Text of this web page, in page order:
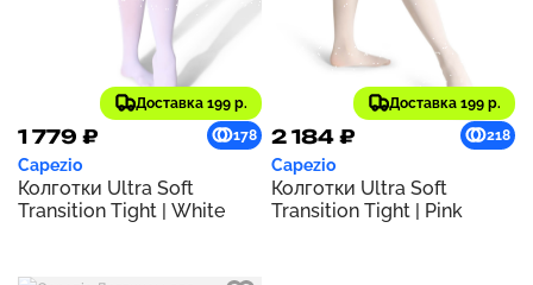
Доставка 199 р.
1 779 ₽ 178
Capezio
Колготки Ultra Soft
Transition Tight | White
Доставка 199 р.
2 184 ₽ 218
Capezio
Колготки Ultra Soft
Transition Tight | Pink